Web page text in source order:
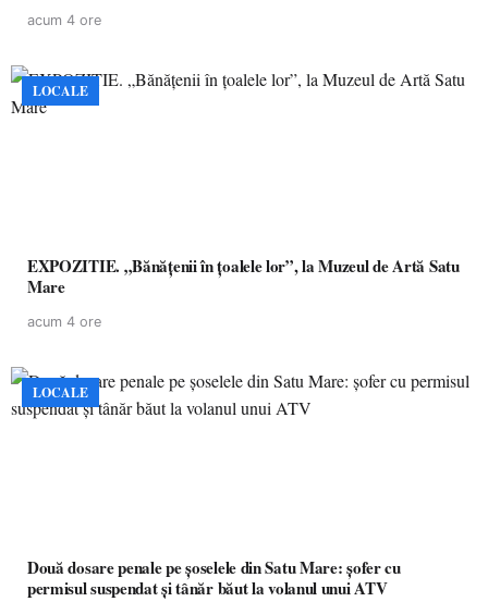
acum 4 ore
LOCALE
EXPOZITIE. „Bănățenii în țoalele lor”, la Muzeul de Artă Satu
Mare
acum 4 ore
LOCALE
Două dosare penale pe șoselele din Satu Mare: șofer cu
permisul suspendat și tânăr băut la volanul unui ATV